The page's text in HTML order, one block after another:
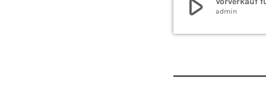
play_arrow admin